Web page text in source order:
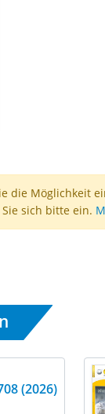
die Möglichkeit
sich bitte ein.
(2026)